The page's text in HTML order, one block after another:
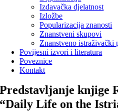
Izdavačka djelatnost
Izložbe
Popularizacija znanosti
Znanstveni skupovi
Znanstveno istraživački
Povijesni izvori i literatura
Poveznice
Kontakt
Predstavljanje knjige
“Daily Life on the